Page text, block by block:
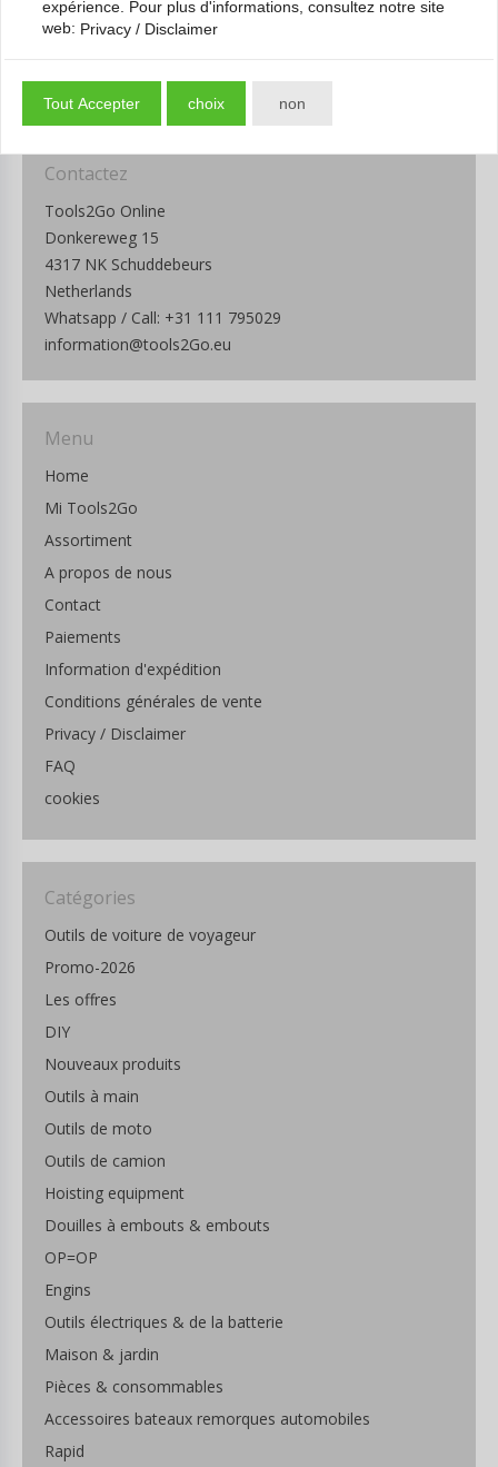
Contactez
Tools2Go Online
Donkereweg 15
4317 NK Schuddebeurs
Netherlands
Whatsapp / Call: +31 111 795029
information@tools2Go.eu
Menu
Home
Mi Tools2Go
Assortiment
A propos de nous
Contact
Paiements
Information d'expédition
Conditions générales de vente
Privacy / Disclaimer
FAQ
cookies
Catégories
Outils de voiture de voyageur
Promo-2026
Les offres
DIY
Nouveaux produits
Outils à main
Outils de moto
Outils de camion
Hoisting equipment
Douilles à embouts & embouts
OP=OP
Engins
Outils électriques & de la batterie
Maison & jardin
Pièces & consommables
Accessoires bateaux remorques automobiles
Rapid
expérience. Pour plus d'informations, consultez notre site
web: Privacy / Disclaimer
Tout Accepter choix non